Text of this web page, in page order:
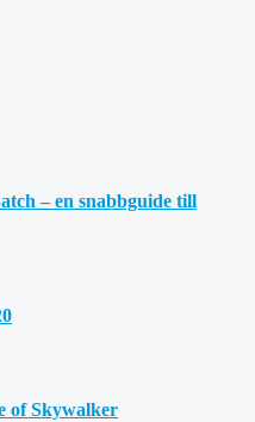
– en snabbguide till
of Skywalker